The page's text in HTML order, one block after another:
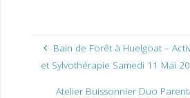
Bain de Forêt à Huelgoat –
et Sylvothérapie Samedi 11 Mai
Atelier Buissonnier Duo